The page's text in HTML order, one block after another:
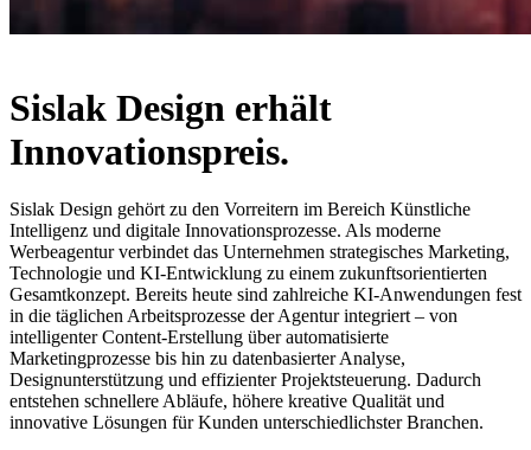
Sislak Design erhält
Innovationspreis.
Sislak Design gehört zu den Vorreitern im Bereich Künstliche
Intelligenz und digitale Innovationsprozesse. Als moderne
Werbeagentur verbindet das Unternehmen strategisches Marketing,
Technologie und KI-Entwicklung zu einem zukunftsorientierten
Gesamtkonzept. Bereits heute sind zahlreiche KI-Anwendungen fest
in die täglichen Arbeitsprozesse der Agentur integriert – von
intelligenter Content-Erstellung über automatisierte
Marketingprozesse bis hin zu datenbasierter Analyse,
Designunterstützung und effizienter Projektsteuerung. Dadurch
entstehen schnellere Abläufe, höhere kreative Qualität und
innovative Lösungen für Kunden unterschiedlichster Branchen.